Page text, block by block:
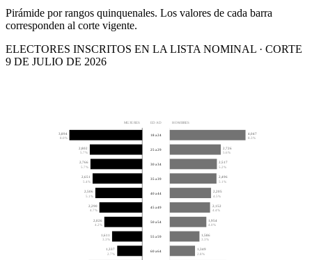
Pirámide por rangos quinquenales. Los valores de cada barra
corresponden al corte vigente.
ELECTORES INSCRITOS EN LA LISTA NOMINAL · CORTE
9 DE JULIO DE 2026
MUJERES EDAD HOMBRES
3,894
8.0%
4,047
8.3%
18 a 24
2,802
5.7%
2,726
5.6%
25 a 29
2,766
5.7%
2,517
5.2%
30 a 34
2,651
5.4%
2,496
5.1%
35 a 39
2,506
5.1%
2,205
4.5%
40 a 44
2,290
4.7%
2,152
4.4%
45 a 49
2,026
4.2%
1,954
4.0%
50 a 54
1,611
3.3%
1,586
3.3%
55 a 59
1,337
2.7%
1,349
2.8%
60 a 64